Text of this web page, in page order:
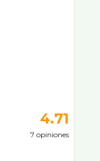
4.71
7 opiniones